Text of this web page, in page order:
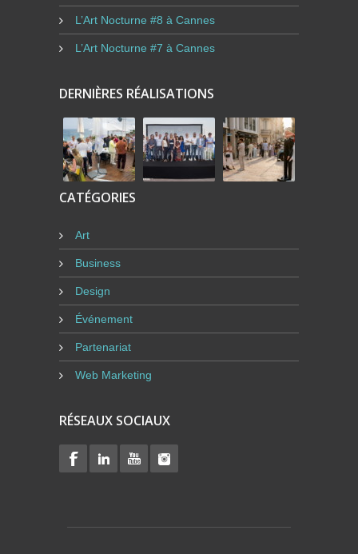
L’Art Nocturne #8 à Cannes
L’Art Nocturne #7 à Cannes
DERNIÈRES RÉALISATIONS
CATÉGORIES
Art
Business
Design
Événement
Partenariat
Web Marketing
RÉSEAUX SOCIAUX